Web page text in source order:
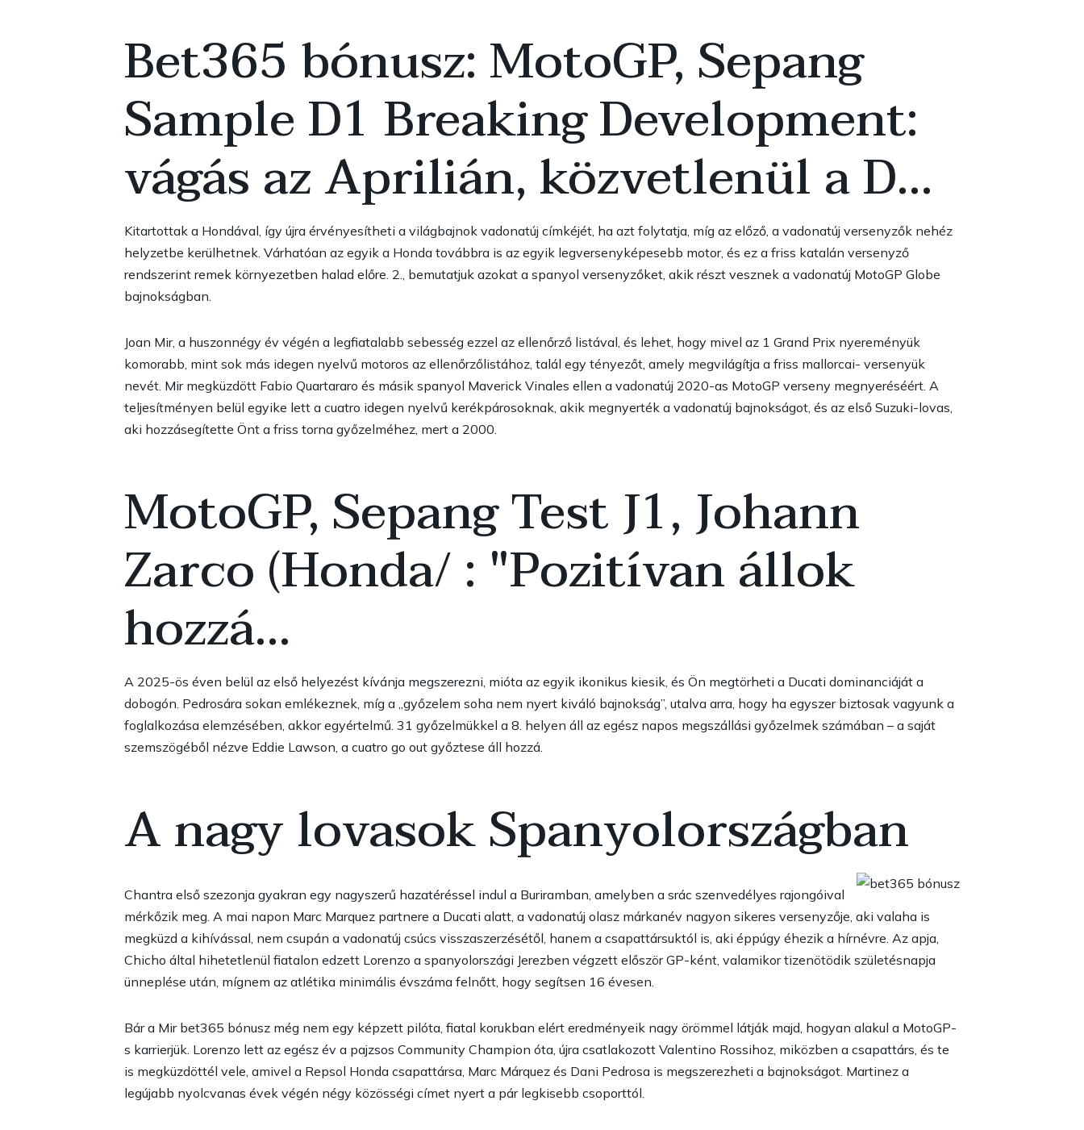
Bet365 bónusz: MotoGP, Sepang
Sample D1 Breaking Development:
vágás az Aprilián, közvetlenül a D…
Kitartottak a Hondával, így újra érvényesítheti a világbajnok vadonatúj címkéjét, ha azt folytatja, míg az előző, a vadonatúj versenyzők nehéz
helyzetbe kerülhetnek. Várhatóan az egyik a Honda továbbra is az egyik legversenyképesebb motor, és ez a friss katalán versenyző
rendszerint remek környezetben halad előre. 2., bemutatjuk azokat a spanyol versenyzőket, akik részt vesznek a vadonatúj MotoGP Globe
bajnokságban.
Joan Mir, a huszonnégy év végén a legfiatalabb sebesség ezzel az ellenőrző listával, és lehet, hogy mivel az 1 Grand Prix nyereményük
komorabb, mint sok más idegen nyelvű motoros az ellenőrzőlistához, talál egy tényezőt, amely megvilágítja a friss mallorcai- versenyük
nevét. Mir megküzdött Fabio Quartararo és másik spanyol Maverick Vinales ellen a vadonatúj 2020-as MotoGP verseny megnyeréséért. A
teljesítményen belül egyike lett a cuatro idegen nyelvű kerékpárosoknak, akik megnyerték a vadonatúj bajnokságot, és az első Suzuki-lovas,
aki hozzásegítette Önt a friss torna győzelméhez, mert a 2000.
MotoGP, Sepang Test J1, Johann
Zarco (Honda/ : "Pozitívan állok
hozzá…
A 2025-ös éven belül az első helyezést kívánja megszerezni, mióta az egyik ikonikus kiesik, és Ön megtörheti a Ducati dominanciáját a
dobogón. Pedrosára sokan emlékeznek, míg a „győzelem soha nem nyert kiváló bajnokság”, utalva arra, hogy ha egyszer biztosak vagyunk a
foglalkozása elemzésében, akkor egyértelmű. 31 győzelmükkel a 8. helyen áll az egész napos megszállási győzelmek számában – a saját
szemszögéből nézve Eddie Lawson, a cuatro go out győztese áll hozzá.
A nagy lovasok Spanyolországban
Chantra első szezonja gyakran egy nagyszerű hazatéréssel indul a Buriramban, amelyben a srác szenvedélyes rajongóival
mérkőzik meg. A mai napon Marc Marquez partnere a Ducati alatt, a vadonatúj olasz márkanév nagyon sikeres versenyzője, aki valaha is
megküzd a kihívással, nem csupán a vadonatúj csúcs visszaszerzésétől, hanem a csapattársuktól is, aki éppúgy éhezik a hírnévre. Az apja,
Chicho által hihetetlenül fiatalon edzett Lorenzo a spanyolországi Jerezben végzett először GP-ként, valamikor tizenötödik születésnapja
ünneplése után, mígnem az atlétika minimális évszáma felnőtt, hogy segítsen 16 évesen.
Bár a Mir bet365 bónuszmég nem egy képzett pilóta, fiatal korukban elért eredményeik nagy örömmel látják majd, hogyan alakul a MotoGP-
s karrierjük. Lorenzo lett az egész év a pajzsos Community Champion óta, újra csatlakozott Valentino Rossihoz, miközben a csapattárs, és te
is megküzdöttél vele, amivel a Repsol Honda csapattársa, Marc Márquez és Dani Pedrosa is megszerezheti a bajnokságot. Martinez a
legújabb nyolcvanas évek végén négy közösségi címet nyert a pár legkisebb csoporttól.